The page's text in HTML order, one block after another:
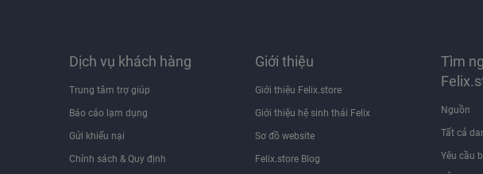
Dịch vụ khách hàng
Trung tâm trợ giúp
Báo cáo lạm dụng
Gửi khiếu nại
Chính sách & Quy định
Giới thiệu
Giới thiệu Felix.store
Giới thiệu hệ sinh thái Felix
Sơ đồ website
Felix.store Blog
Tìm
Nguồn
Tất cả
Yêu cầu